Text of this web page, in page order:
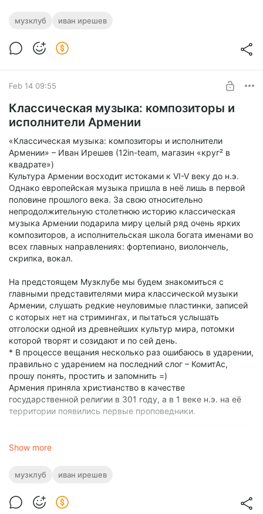
0:00:00 – Дмитрий Комедея (12in, интро)
0:02:07 – Дмитрий Лебедев (виолончель, интро)
0:07:45 – Иван Ирешев (12in, интро)
музклуб иван ирешев
Feb 14 09:55
Классическая музыка: композиторы и
исполнители Армении
«Классическая музыка: композиторы и исполнители
Армении» – Иван Ирешев (12in-team, магазин «круг² в
квадрате»)
Культура Армении восходит истоками к VI-V веку до н.э.
Однако европейская музыка пришла в неё лишь в первой
половине прошлого века. За свою относительно
непродолжительную столетнюю историю классическая
музыка Армении подарила миру целый ряд очень ярких
композиторов, а исполнительская школа богата именами во
всех главных направлениях: фортепиано, виолончель,
скрипка, вокал.
На предстоящем Музклубе мы будем знакомиться с
главными представителями мира классической музыки
Армении, слушать редкие неуловимые пластинки, записей
с которых нет на стримингах, и пытаться услышать
отголоски одной из древнейших культур мира, потомки
которой творят и созидают и по сей день.
* В процессе вещания несколько раз ошибаюсь в ударении,
правильно с ударением на последний слог – КомитАс,
прошу понять, простить и запомнить =)
Армения приняла христианство в качестве
государственной религии в 301 году, а в 1 веке н.э. на её
территории появились первые проповедники.
2025-08-23 МузКлуб – Классика. Композиторы
Show more
музклуб иван ирешев